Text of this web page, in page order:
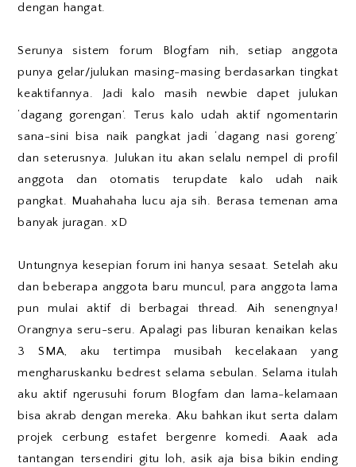
dengan hangat.
Serunya sistem forum Blogfam nih, setiap anggota
punya gelar/julukan masing-masing berdasarkan tingkat
keaktifannya. Jadi kalo masih newbie dapet julukan
‘dagang gorengan’. Terus kalo udah aktif ngomentarin
sana-sini bisa naik pangkat jadi ‘dagang nasi goreng’
dan seterusnya. Julukan itu akan selalu nempel di profil
anggota dan otomatis terupdate kalo udah naik
pangkat. Muahahaha lucu aja sih. Berasa temenan ama
banyak juragan. xD
Untungnya kesepian forum ini hanya sesaat. Setelah aku
dan beberapa anggota baru muncul, para anggota lama
pun mulai aktif di berbagai thread. Aih senengnya!
Orangnya seru-seru. Apalagi pas liburan kenaikan kelas
3 SMA, aku tertimpa musibah kecelakaan yang
mengharuskanku bedrest selama sebulan. Selama itulah
aku aktif ngerusuhi forum Blogfam dan lama-kelamaan
bisa akrab dengan mereka. Aku bahkan ikut serta dalam
projek cerbung estafet bergenre komedi. Aaak ada
tantangan tersendiri gitu loh, asik aja bisa bikin ending